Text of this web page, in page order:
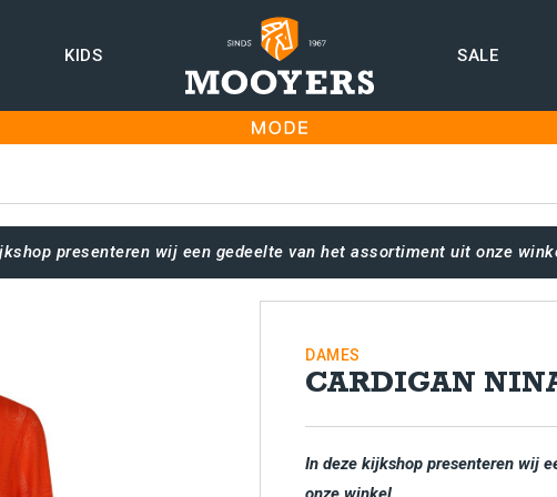
KIDS SALE
presenteren wij een gedeelte van het assortiment uit onze
DAMES
CARDIGAN
In deze kijkshop presenteren wij